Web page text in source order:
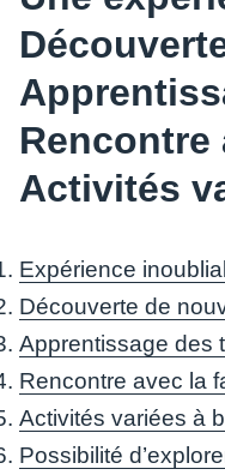
Rencontre
Activités
Expérience
Découverte de
Apprentissage des
Rencontre avec la
Activités variées à
Possibilité